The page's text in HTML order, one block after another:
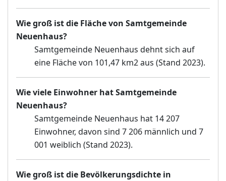
Wie groß ist die Fläche von Samtgemeinde
Neuenhaus?
Samtgemeinde Neuenhaus dehnt sich auf
eine Fläche von 101,47 km2 aus (Stand 2023).
Wie viele Einwohner hat Samtgemeinde
Neuenhaus?
Samtgemeinde Neuenhaus hat 14 207
Einwohner, davon sind 7 206 männlich und 7
001 weiblich (Stand 2023).
Wie groß ist die Bevölkerungsdichte in